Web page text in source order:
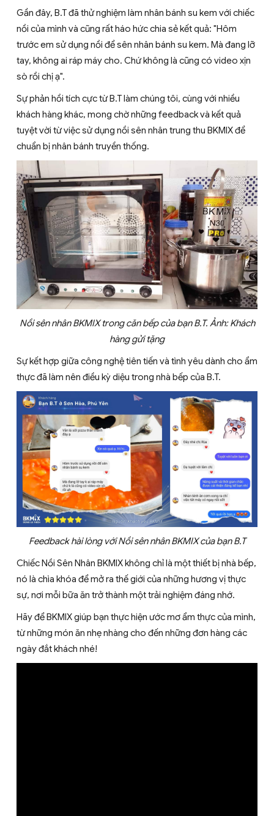
Gần đây, B.T đã thử nghiệm làm nhân bánh su kem với chiếc
nồi của mình và cũng rất háo hức chia sẻ kết quả: "Hôm
trước em sử dụng nồi để sên nhân bánh su kem. Mà đang lỡ
tay, không ai ráp máy cho. Chứ không là cũng có video xịn
sò rồi chị ạ".
Sự phản hồi tích cực từ B.T làm chúng tôi, cùng với nhiều
khách hàng khác, mong chờ những feedback và kết quả
tuyệt vời từ việc sử dụng nồi sên nhân trung thu BKMIX để
chuẩn bị nhân bánh truyền thống.
Nồi sên nhân BKMIX trong căn bếp của bạn B.T. Ảnh: Khách
hàng gửi tặng
Sự kết hợp giữa công nghệ tiên tiến và tình yêu dành cho ẩm
thực đã làm nên điều kỳ diệu trong nhà bếp của B.T.
Feedback hài lòng với Nồi sên nhân BKMIX của bạn B.T
Chiếc Nồi Sên Nhân BKMIX không chỉ là một thiết bị nhà bếp,
nó là chìa khóa để mở ra thế giới của những hương vị thực
sự, nơi mỗi bữa ăn trở thành một trải nghiệm đáng nhớ.
Hãy để BKMIX giúp bạn thực hiện ước mơ ẩm thực của mình,
từ những món ăn nhẹ nhàng cho đến những đơn hàng các
ngày đắt khách nhé!